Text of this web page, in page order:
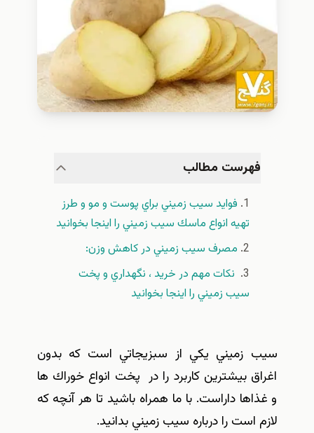
فهرست مطالب
فوايد سيب زميني براي پوست و مو و طرز
تهيه انواع ماسك سيب زميني را اينجا بخوانيد
مصرف سيب زميني در كاهش وزن:
نكات مهم در خريد ، نگهداري و پخت
سيب زميني را اينجا بخوانيد
سيب زميني يكي از سبزيجاتي است كه بدون
اغراق بيشترين كاربرد را در پخت انواع خوراك ها
و غذاها داراست. با ما همراه باشيد تا هر آنچه كه
لازم است را درباره سيب زميني بدانيد.